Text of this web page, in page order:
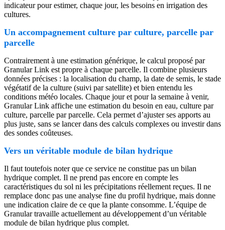
indicateur pour estimer, chaque jour, les besoins en irrigation des
cultures.
Un accompagnement culture par culture, parcelle par
parcelle
Contrairement à une estimation générique, le calcul proposé par
Granular Link est propre à chaque parcelle. Il combine plusieurs
données précises : la localisation du champ, la date de semis, le stade
végétatif de la culture (suivi par satellite) et bien entendu les
conditions météo locales. Chaque jour et pour la semaine à venir,
Granular Link affiche une estimation du besoin en eau, culture par
culture, parcelle par parcelle. Cela permet d’ajuster ses apports au
plus juste, sans se lancer dans des calculs complexes ou investir dans
des sondes coûteuses.
Vers un véritable module de bilan hydrique
Il faut toutefois noter que ce service ne constitue pas un bilan
hydrique complet. Il ne prend pas encore en compte les
caractéristiques du sol ni les précipitations réellement reçues. Il ne
remplace donc pas une analyse fine du profil hydrique, mais donne
une indication claire de ce que la plante consomme. L’équipe de
Granular travaille actuellement au développement d’un véritable
module de bilan hydrique plus complet.